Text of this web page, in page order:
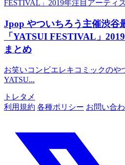
Jpop やついちろう主催渋谷
「YATSUI FESTIVAL」
まとめ
お笑いコンビエレキコミックのや
YATSU...
トレタメ
利用規約 各種ポリシー お問い合